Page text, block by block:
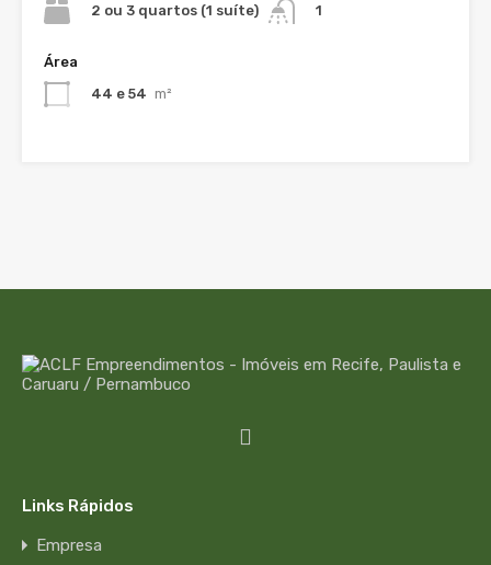
2 ou 3 quartos (1 suíte)
1
Área
44 e 54 m²
Links Rápidos
Empresa